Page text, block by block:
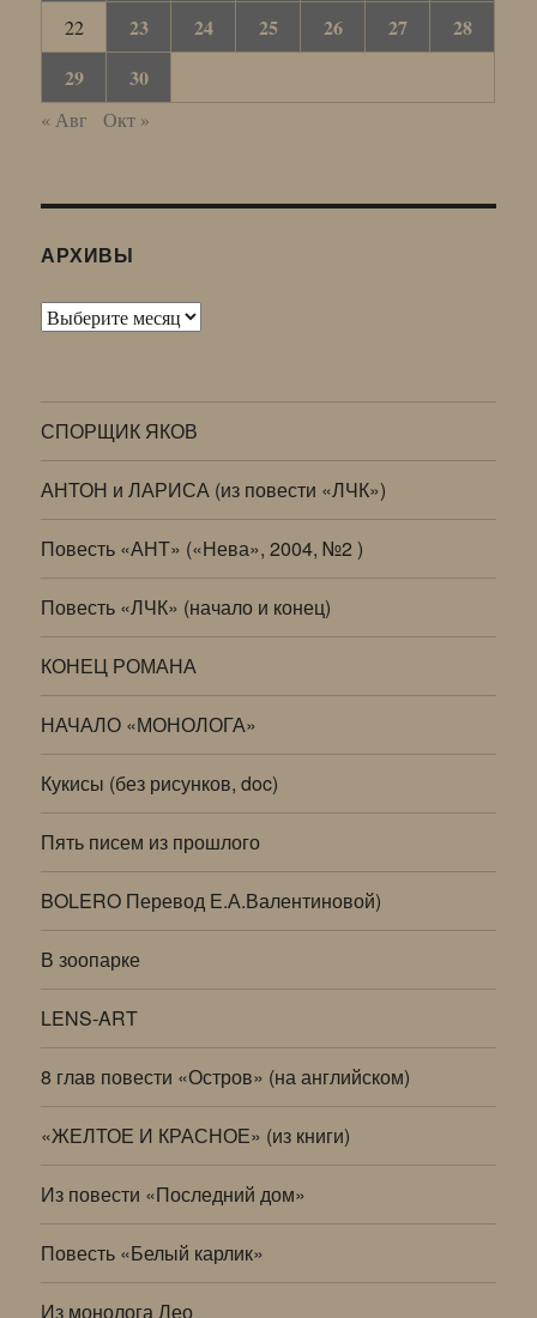
22 23 24 25 26 27
28
29
30
« Авг Окт »
АРХИВЫ
Архивы
СПОРЩИК ЯКОВ
АНТОН и ЛАРИСА (из повести «ЛЧК»)
Повесть «АНТ» («Нева», 2004, №2 )
Повесть «ЛЧК» (начало и конец)
КОНЕЦ РОМАНА
НАЧАЛО «МОНОЛОГА»
Кукисы (без рисунков, doc)
Пять писем из прошлого
BOLERO Перевод Е.А.Валентиновой)
В зоопарке
LENS-ART
8 глав повести «Остров» (на английском)
«ЖЕЛТОЕ И КРАСНОЕ» (из книги)
Из повести «Последний дом»
Повесть «Белый карлик»
Из монолога Лео